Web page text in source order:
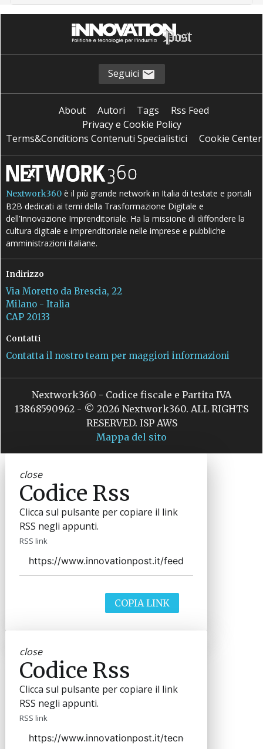
Seguici
About Autori Tags
Rss Feed
Privacy e Cookie Policy
Terms&Conditions Contenuti Specialistici
Cookie Center
Nextwork360 è il più grande network in Italia di testate e portali
B2B dedicati ai temi della Trasformazione Digitale e
dell’Innovazione Imprenditoriale. Ha la missione di diffondere la
cultura digitale e imprenditoriale nelle imprese e pubbliche
amministrazioni italiane.
Indirizzo
Via Moretto da Brescia, 22
Milano - Italia
CAP 20133
Contatti
Contatta il nostro team per maggiori informazioni
Nextwork360 - Codice fiscale e Partita IVA
13868590962 - © 2026 Nextwork360. ALL RIGHTS
RESERVED. ISP AWS
Mappa del sito
close
Codice Rss
Clicca sul pulsante per copiare il link
RSS negli appunti.
RSS link
COPIA LINK
close
Codice Rss
Clicca sul pulsante per copiare il link
RSS negli appunti.
RSS link